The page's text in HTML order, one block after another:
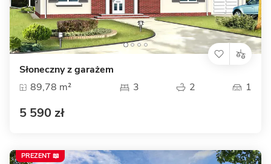
Słoneczny z garażem
89,78 m²
3 2 1
5 590 zł
PREZENT 📖